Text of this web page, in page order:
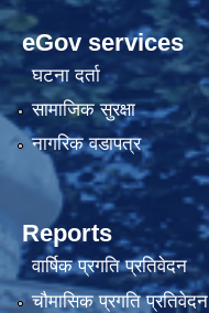
eGov services
घटना दर्ता
सामाजिक सुरक्षा
नागरिक वडापत्र
Reports
वार्षिक प्रगति प्रतिवेदन
चौमासिक प्रगति प्रतिवेदन